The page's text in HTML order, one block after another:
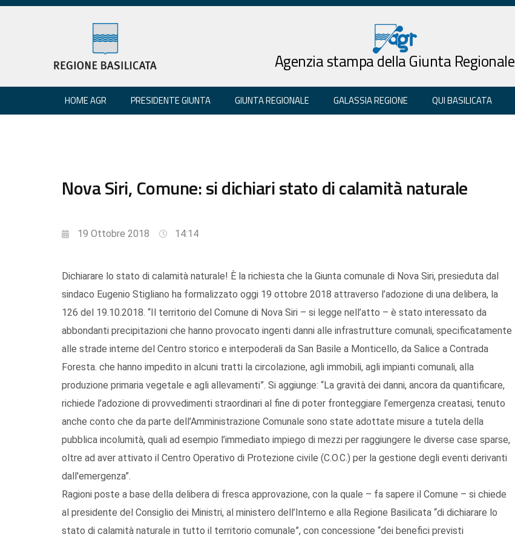
Agenzia stampa della Giunta Regionale
HOME AGR PRESIDENTE GIUNTA GIUNTA REGIONALE GALASSIA REGIONE QUI BASILICATA
Nova Siri, Comune: si dichiari stato di calamità naturale
19 Ottobre 2018 14:14
Dichiarare lo stato di calamità naturale! È la richiesta che la Giunta comunale di Nova Siri, presieduta dal
sindaco Eugenio Stigliano ha formalizzato oggi 19 ottobre 2018 attraverso l’adozione di una delibera, la
126 del 19.10.2018. “Il territorio del Comune di Nova Siri – si legge nell’atto – è stato interessato da
abbondanti precipitazioni che hanno provocato ingenti danni alle infrastrutture comunali, specificatamente
alle strade interne del Centro storico e interpoderali da San Basile a Monticello, da Salice a Contrada
Foresta. che hanno impedito in alcuni tratti la circolazione, agli immobili, agli impianti comunali, alla
produzione primaria vegetale e agli allevamenti”. Si aggiunge: “La gravità dei danni, ancora da quantificare,
richiede l’adozione di provvedimenti straordinari al fine di poter fronteggiare l’emergenza creatasi, tenuto
anche conto che da parte dell’Amministrazione Comunale sono state adottate misure a tutela della
pubblica incolumità, quali ad esempio l’immediato impiego di mezzi per raggiungere le diverse case sparse,
oltre ad aver attivato il Centro Operativo di Protezione civile (C.O.C.) per la gestione degli eventi derivanti
dall'emergenza”.
Ragioni poste a base della delibera di fresca approvazione, con la quale – fa sapere il Comune – si chiede
al presidente del Consiglio dei Ministri, al ministero dell’Interno e alla Regione Basilicata “di dichiarare lo
stato di calamità naturale in tutto il territorio comunale”, con concessione “dei benefici previsti